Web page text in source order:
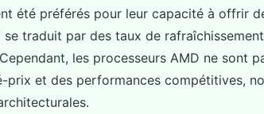
été préférés pour leur capacité à offrir
se traduit par des taux de
les processeurs AMD ne sont
prix et des performances compétitives,